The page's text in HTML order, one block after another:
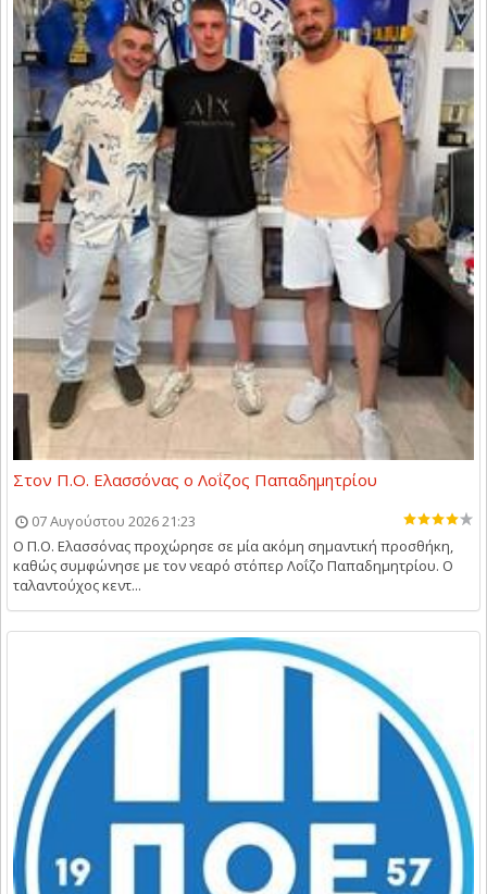
Στον Π.Ο. Ελασσόνας ο Λοΐζος Παπαδημητρίου
07 Αυγούστου 2026 21:23
Ο Π.Ο. Ελασσόνας προχώρησε σε μία ακόμη σημαντική προσθήκη,
καθώς συμφώνησε με τον νεαρό στόπερ Λοΐζο Παπαδημητρίου. Ο
ταλαντούχος κεντ...